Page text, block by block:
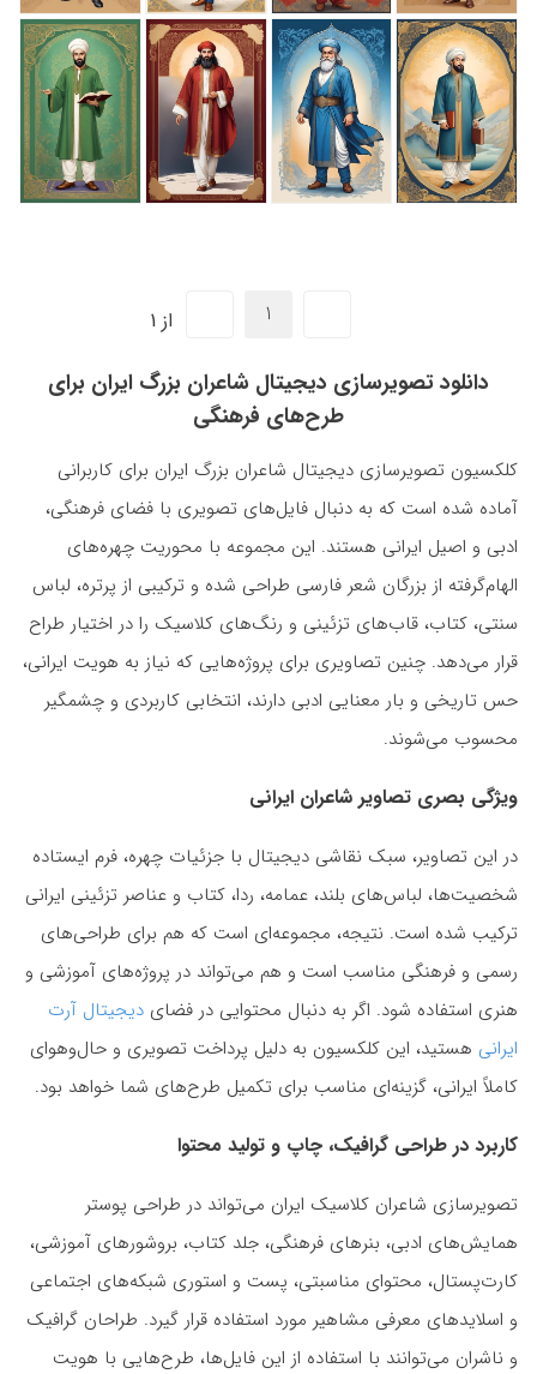
از 1
دانلود تصویرسازی دیجیتال شاعران بزرگ ایران برای
طرح‌های فرهنگی
کلکسیون تصویرسازی دیجیتال شاعران بزرگ ایران برای کاربرانی
آماده شده است که به دنبال فایل‌های تصویری با فضای فرهنگی،
ادبی و اصیل ایرانی هستند. این مجموعه با محوریت چهره‌های
الهام‌گرفته از بزرگان شعر فارسی طراحی شده و ترکیبی از پرتره، لباس
سنتی، کتاب، قاب‌های تزئینی و رنگ‌های کلاسیک را در اختیار طراح
قرار می‌دهد. چنین تصاویری برای پروژه‌هایی که نیاز به هویت ایرانی،
حس تاریخی و بار معنایی ادبی دارند، انتخابی کاربردی و چشمگیر
محسوب می‌شوند.
ویژگی بصری تصاویر شاعران ایرانی
در این تصاویر، سبک نقاشی دیجیتال با جزئیات چهره، فرم ایستاده
شخصیت‌ها، لباس‌های بلند، عمامه، ردا، کتاب و عناصر تزئینی ایرانی
ترکیب شده است. نتیجه، مجموعه‌ای است که هم برای طراحی‌های
رسمی و فرهنگی مناسب است و هم می‌تواند در پروژه‌های آموزشی و
هنری استفاده شود. اگر به دنبال محتوایی در فضای دیجیتال آرت
ایرانی هستید، این کلکسیون به دلیل پرداخت تصویری و حال‌وهوای
کاملاً ایرانی، گزینه‌ای مناسب برای تکمیل طرح‌های شما خواهد بود.
کاربرد در طراحی گرافیک، چاپ و تولید محتوا
تصویرسازی شاعران کلاسیک ایران می‌تواند در طراحی پوستر
همایش‌های ادبی، بنرهای فرهنگی، جلد کتاب، بروشورهای آموزشی،
کارت‌پستال، محتوای مناسبتی، پست و استوری شبکه‌های اجتماعی
و اسلایدهای معرفی مشاهیر مورد استفاده قرار گیرد. طراحان گرافیک
و ناشران می‌توانند با استفاده از این فایل‌ها، طرح‌هایی با هویت